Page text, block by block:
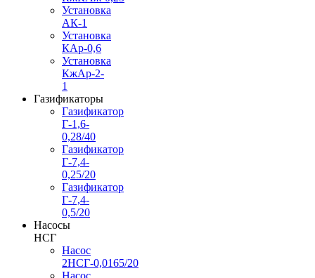
Установка
АК-1
Установка
КАр-0,6
Установка
КжАр-2-
1
Газификаторы
Газификатор
Г-1,6-
0,28/40
Газификатор
Г-7,4-
0,25/20
Газификатор
Г-7,4-
0,5/20
Насосы
НСГ
Насос
2НСГ-0,0165/20
Насос